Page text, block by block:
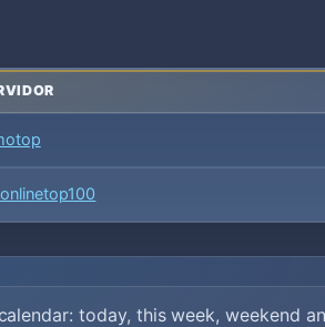
today, this week, weekend